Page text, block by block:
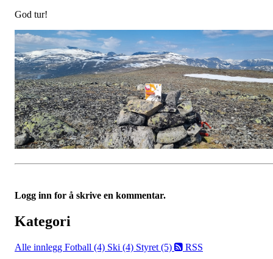
God tur!
Logg inn for å skrive en kommentar.
Kategori
Alle innlegg Fotball (4) Ski (4) Styret (5) RSS